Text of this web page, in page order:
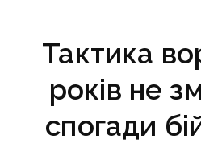
Тактика
років не
спогади